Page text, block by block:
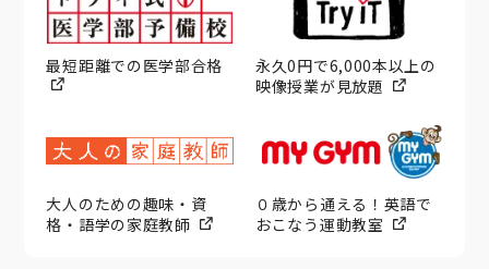
最短距離での医学部合格
永久0円で6,000本以上の
映像授業が見放題
大人のための趣味・資
格・語学の家庭教師
０歳から通える！英語で
おこなう運動教室